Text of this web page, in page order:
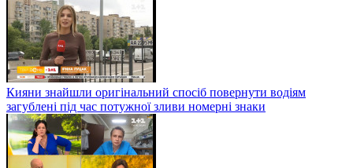
Кияни знайшли оригінальний спосіб повернути водіям
загублені під час потужної зливи номерні знаки